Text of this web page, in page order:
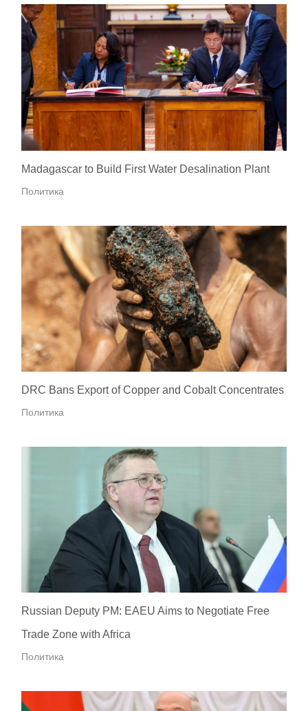
Madagascar to Build First Water Desalination Plant
Политика
DRC Bans Export of Copper and Cobalt Concentrates
Политика
Russian Deputy PM: EAEU Aims to Negotiate Free
Trade Zone with Africa
Политика